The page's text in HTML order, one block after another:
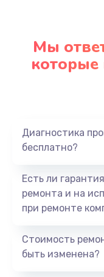
Мы
Диагностика
бесплатно?
Есть ли
ремонта и на
при ремонте
Стоимость
быть изменена?